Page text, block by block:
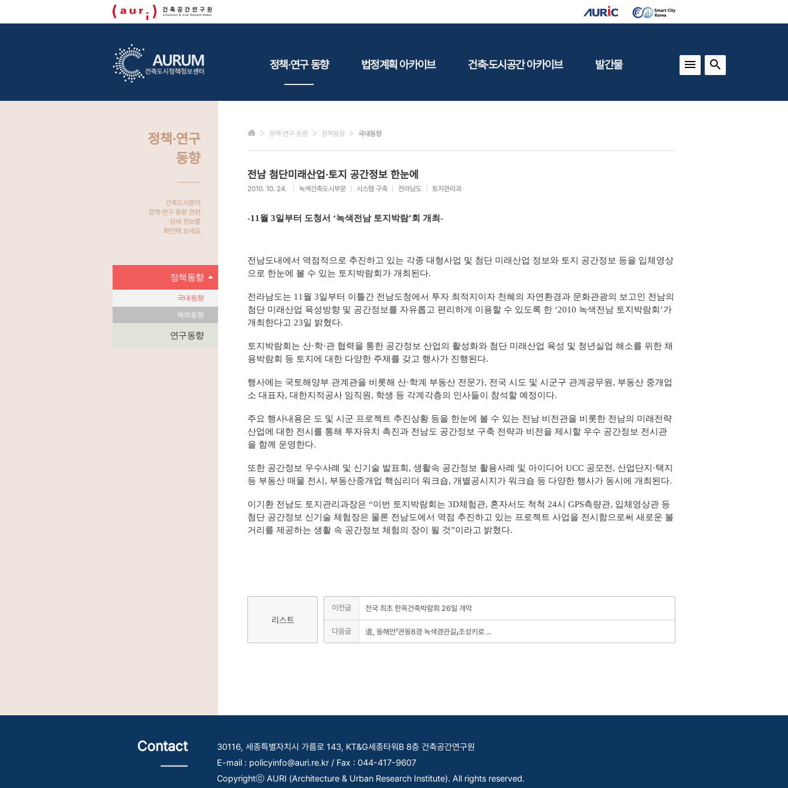
정책·연구 동향
연구동향
법정계획 아카이브
환경
관광
사회복지
자료실
건축·도시공간 아카이브 발간물
건축도시연구
정책·연구
동향
건축도시분야
정책·연구 동향 관련
상세 정보를
확인해 보세요
정책동향
국내동향
해외동향
연구동향
정책·연구 동향 정책동향 국내동향
전남 첨단미래산업·토지 공간정보 한눈에
2010. 10. 24. 녹색건축도시부문 시스템 구축 전라남도 토지관리과
-11월 3일부터 도청서 ‘녹색전남 토지박람’회 개최-
전남도내에서 역점적으로 추진하고 있는 각종 대형사업 및 첨단 미래산업 정보와 토지 공간정보 등을 입체영상
으로 한눈에 볼 수 있는 토지박람회가 개최된다.
전라남도는 11월 3일부터 이틀간 전남도청에서 투자 최적지이자 천혜의 자연환경과 문화관광의 보고인 전남의
첨단 미래산업 육성방향 및 공간정보를 자유롭고 편리하게 이용할 수 있도록 한 ‘2010 녹색전남 토지박람회’가
개최한다고 23일 밝혔다.
토지박람회는 산·학·관 협력을 통한 공간정보 산업의 활성화와 첨단 미래산업 육성 및 청년실업 해소를 위한 채
용박람회 등 토지에 대한 다양한 주제를 갖고 행사가 진행된다.
행사에는 국토해양부 관계관을 비롯해 산·학계 부동산 전문가, 전국 시도 및 시군구 관계공무원, 부동산 중개업
소 대표자, 대한지적공사 임직원, 학생 등 각계각층의 인사들이 참석할 예정이다.
주요 행사내용은 도 및 시군 프로젝트 추진상황 등을 한눈에 볼 수 있는 전남 비전관을 비롯한 전남의 미래전략
산업에 대한 전시를 통해 투자유치 촉진과 전남도 공간정보 구축 전략과 비전을 제시할 우수 공간정보 전시관
을 함께 운영한다.
또한 공간정보 우수사례 및 신기술 발표회, 생활속 공간정보 활용사례 및 아이디어 UCC 공모전, 산업단지·택지
등 부동산 매물 전시, 부동산중개업 핵심리더 워크숍, 개별공시지가 워크숍 등 다양한 행사가 동시에 개최된다.
이기환 전남도 토지관리과장은 “이번 토지박람회는 3D체험관, 혼자서도 척척 24시 GPS측량관, 입체영상관 등
첨단 공간정보 신기술 체험장은 물론 전남도에서 역점 추진하고 있는 프로젝트 사업을 전시함으로써 새로운 볼
거리를 제공하는 생활 속 공간정보 체험의 장이 될 것”이라고 밝혔다.
리스트
이전글 전국 최초 한옥건축박람회 26일 개막
다음글 道, 동해안「관동8경 녹색경관길」조성키로 ...
Contact
30116, 세종특별자치시 가름로 143, KT&G세종타워B 8층 건축공간연구원
E-mail : policyinfo@auri.re.kr / Fax : 044-417-9607
Copyrightⓒ AURI (Architecture & Urban Research Institute). All rights reserved.